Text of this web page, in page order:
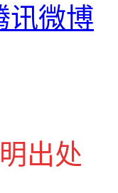
讯微博
出处